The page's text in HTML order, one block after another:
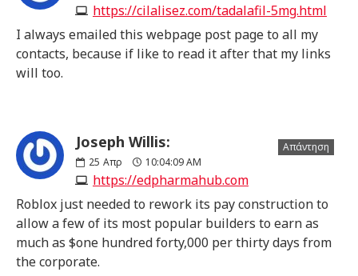
https://cilalisez.com/tadalafil-5mg.html
I always emailed this webpage post page to all my
contacts, because if like to read it after that my links
will too.
Joseph Willis:
25 Απρ 10:04:09 AM
https://edpharmahub.com
Απάντηση
Roblox just needed to rework its pay construction to
allow a few of its most popular builders to earn as
much as $one hundred forty,000 per thirty days from
the corporate.